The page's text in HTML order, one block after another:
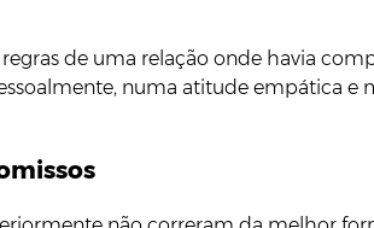
de uma relação onde havia
numa atitude empática e